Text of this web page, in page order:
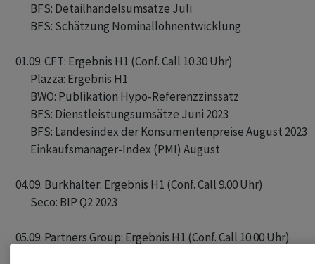
       BFS: Detailhandelsumsätze Juli
       BFS: Schätzung Nominallohnentwicklung
01.09. CFT: Ergebnis H1 (Conf. Call 10.30 Uhr)
       Plazza: Ergebnis H1
       BWO: Publikation Hypo-Referenzzinssatz
       BFS: Dienstleistungsumsätze Juni 2023
       BFS: Landesindex der Konsumentenpreise August 2023
       Einkaufsmanager-Index (PMI) August
04.09. Burkhalter: Ergebnis H1 (Conf. Call 9.00 Uhr)
       Seco: BIP Q2 2023
05.09. Partners Group: Ergebnis H1 (Conf. Call 10.00 Uhr)